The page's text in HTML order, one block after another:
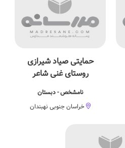
حمایتی صیاد شیرازی
روستای غنی شاعر
نامشخص - دبستان
خراسان جنوبی نهبندان